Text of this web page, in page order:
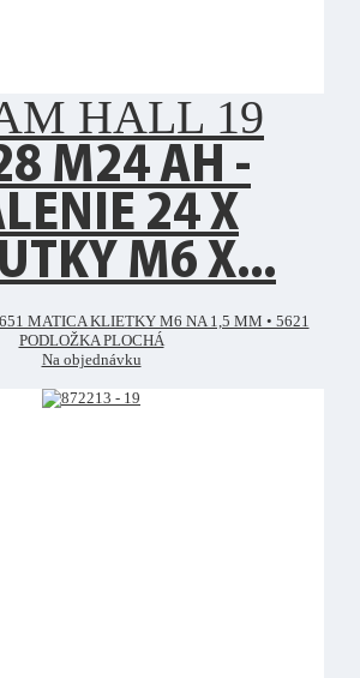
HALL 19
M24 AH -
24 X
M6 X...
MATICA KLIETKY M6 NA 1,5 MM • 5621
PODLOŽKA PLOCHÁ
Na objednávku